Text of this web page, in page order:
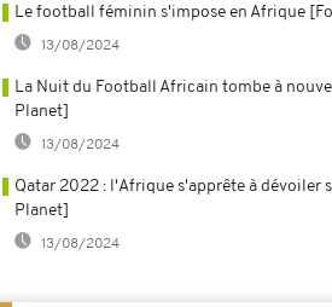
Le football féminin s'impose en Afrique
13/08/2024
La Nuit du Football Africain tombe à
Planet]
13/08/2024
Qatar 2022 : l'Afrique s'apprête à dévoiler
Planet]
13/08/2024